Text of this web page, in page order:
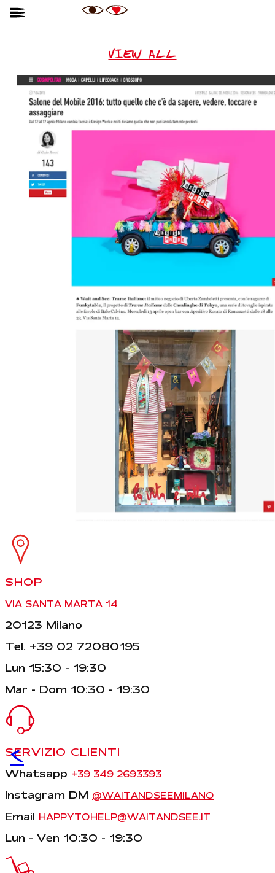
VIEW ALL
<
SHOP
VIA SANTA MARTA 14
20123 Milano
Tel. +39 02 72080195
Lun 15:30 - 19:30
Mar - Dom 10:30 - 19:30
SERVIZIO CLIENTI
Whatsapp +39 349 2693393
Instagram DM @WAITANDSEEMILANO
Email HAPPYTOHELP@WAITANDSEE.IT
Lun - Ven 10:30 - 19:30